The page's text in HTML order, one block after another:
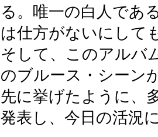
る。唯一の白人であ
は仕方がないにして
そして、このアルバ
のブルース・シーン
先に挙げたように、
発表し、今日の活況